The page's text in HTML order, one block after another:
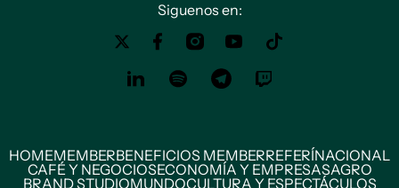
Siguenos en:
HOMEMEMBERBENEFICIOS MEMBERREFERÍNACIONAL
CAFÉ Y NEGOCIOSECONOMÍA Y EMPRESASAGRO
BRAND STUDIOMUNDOCULTURA Y ESPECTÁCULOS